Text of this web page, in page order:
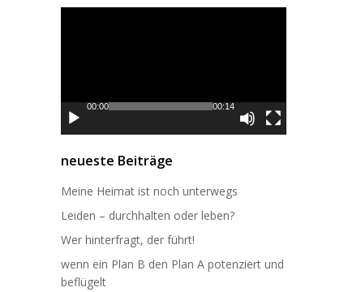
00:00 00:14
neueste Beiträge
Meine Heimat ist noch unterwegs
Leiden – durchhalten oder leben?
Wer hinterfragt, der führt!
wenn ein Plan B den Plan A potenziert und
beflügelt